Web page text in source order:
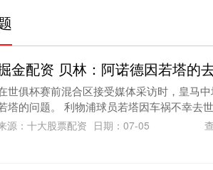
金配资 贝林：阿诺德因若塔的
世俱杯赛前混合区接受媒体采访时，皇马
塔的问题。 利物浦球员若塔因车祸不幸去
源：十大股票配资 日期：07-05